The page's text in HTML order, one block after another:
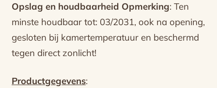
Opslag en houdbaarheid Opmerking: Ten
minste houdbaar tot: 03/2031, ook na opening,
gesloten bij kamertemperatuur en beschermd
tegen direct zonlicht!
Productgegevens: